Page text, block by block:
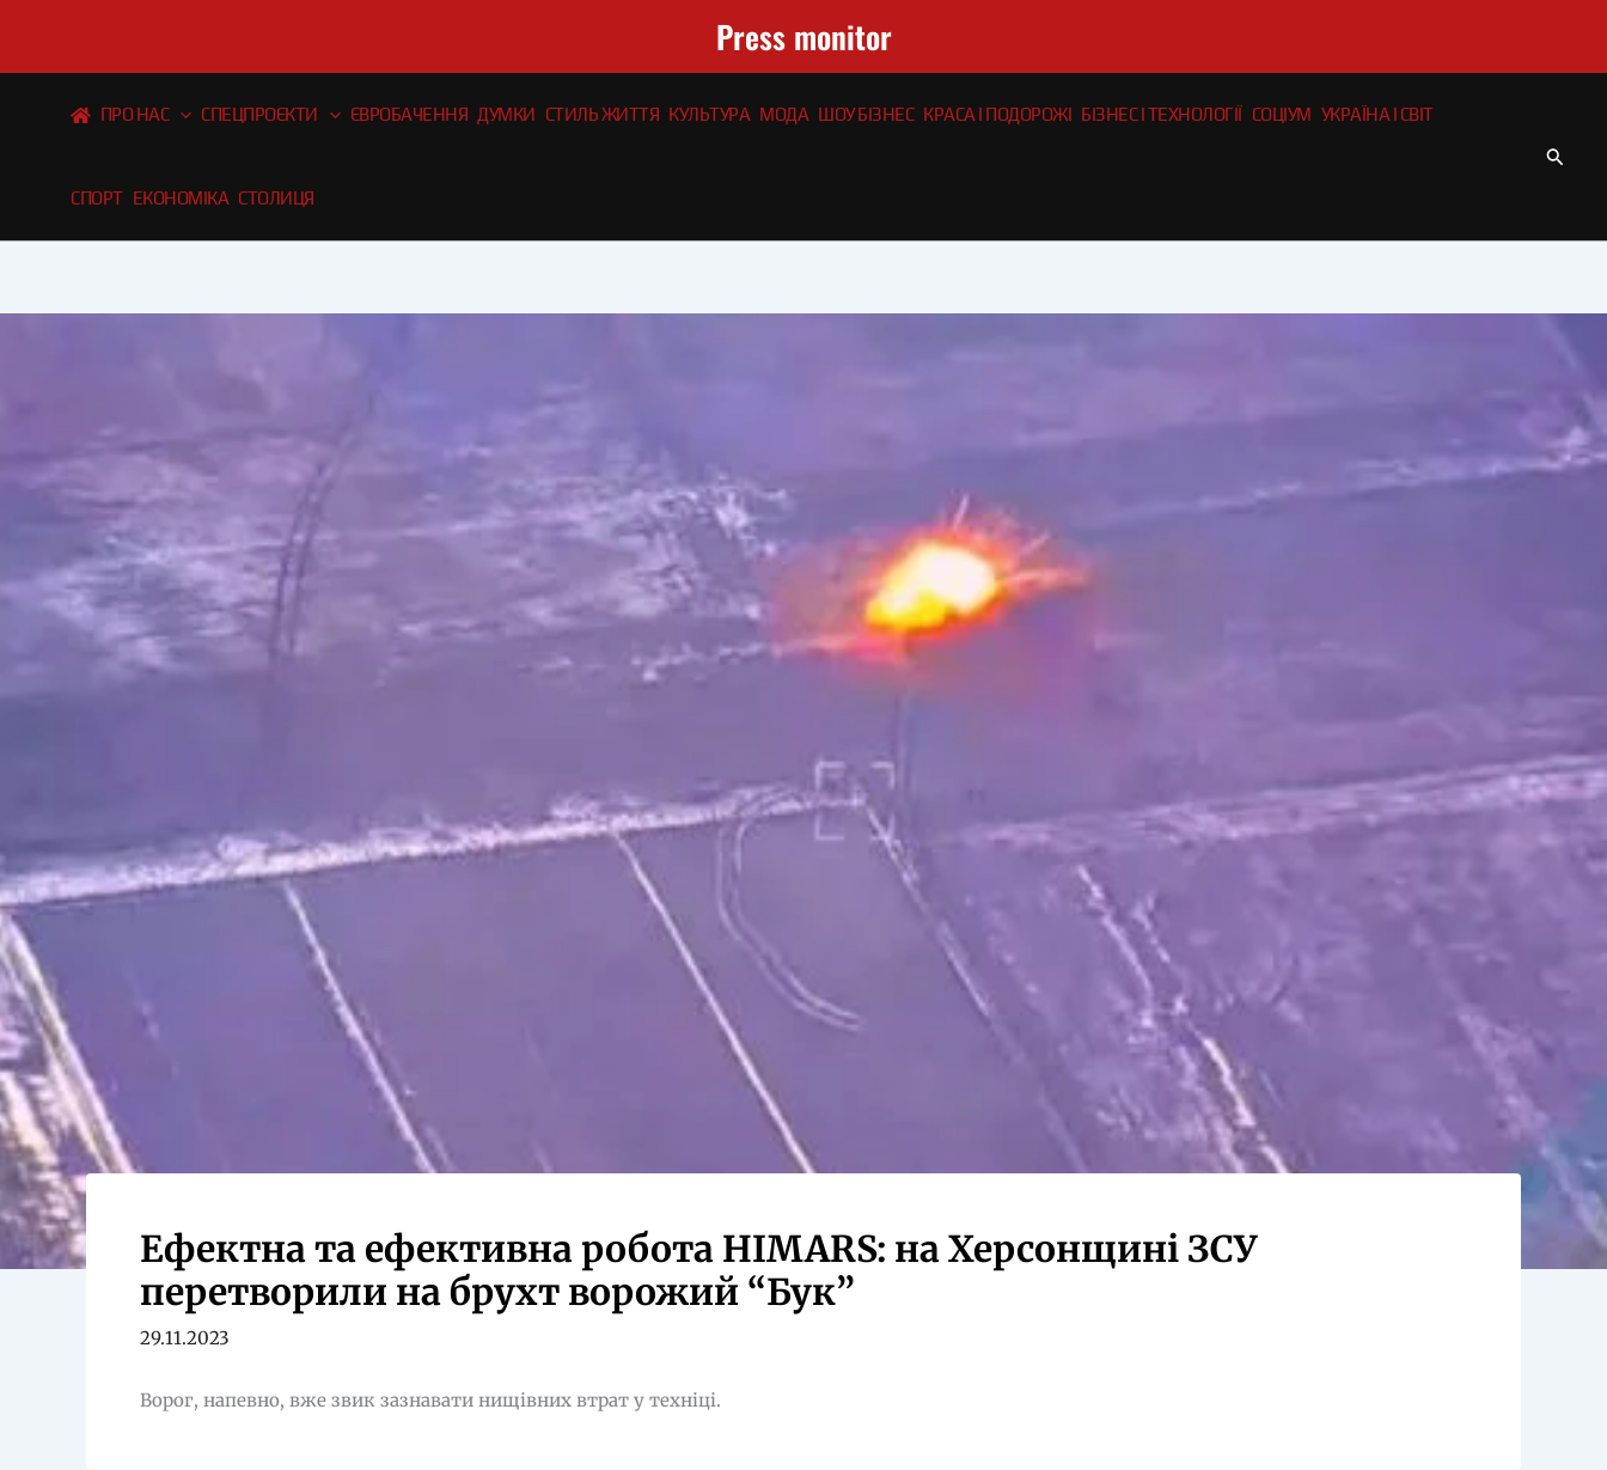
вмісту
Press monitor
ПРО НАС СПЕЦПРОЄКТИ ЄВРОБАЧЕННЯ ДУМКИ СТИЛЬ ЖИТТЯ КУЛЬТУРА МОДА ШОУ БІЗНЕС КРАСА І ПОДОРОЖІ БІЗНЕС І ТЕХНОЛОГІЇ СОЦІУМ УКРАЇНА І СВІТ
СПОРТ ЕКОНОМІКА СТОЛИЦЯ
Ефектна та ефективна робота HIMARS: на Херсонщині ЗСУ
перетворили на брухт ворожий “Бук”
29.11.2023
Ворог, напевно, вже звик зазнавати нищівних втрат у техніці.